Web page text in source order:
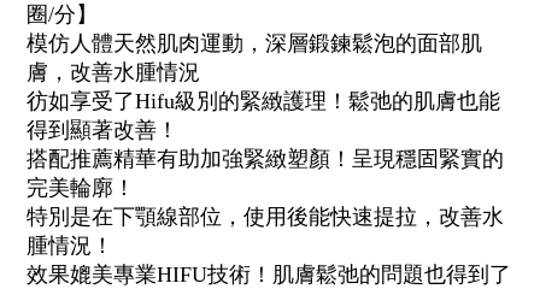
圈/分】
模仿人體天然肌肉運動，深層鍛鍊鬆泡的面部肌
膚，改善水腫情況
彷如享受了Hifu級別的緊緻護理！鬆弛的肌膚也能
得到顯著改善！
搭配推薦精華有助加強緊緻塑顏！呈現穩固緊實的
完美輪廓！
特別是在下顎線部位，使用後能快速提拉，改善水
腫情況！
效果媲美專業HIFU技術！肌膚鬆弛的問題也得到了